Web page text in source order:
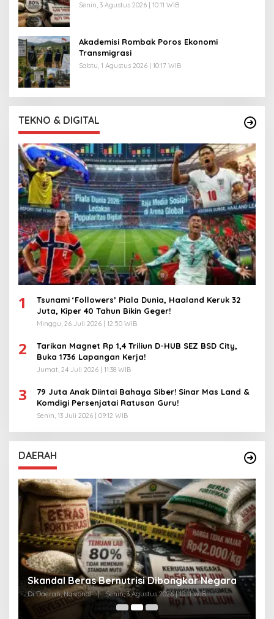
Senin, 3 Agustus 2026 | 10:11 WIB
Akademisi Rombak Poros Ekonomi
Transmigrasi
Sabtu, 1 Agustus 2026 | 10:17 WIB
TEKNO & DIGITAL
1
Tsunami ‘Followers’ Piala Dunia, Haaland Keruk 32
Juta, Kiper 40 Tahun Bikin Geger!
Minggu, 26 Juli 2026 | 12:50 WIB
2
Tarikan Magnet Rp 1,4 Triliun D-HUB SEZ BSD City,
Buka 1736 Lapangan Kerja!
Jumat, 24 Juli 2026 | 11:38 WIB
3
79 Juta Anak Diintai Bahaya Siber! Sinar Mas Land &
Komdigi Persenjatai Ratusan Guru!
Senin, 13 Juli 2026 | 09:12 WIB
DAERAH
Skandal Beras Bernutrisi Dibongkar Negara
Di Daerah, Nasional | Senin, 3 Agustus 2026 | 10:11 WIB